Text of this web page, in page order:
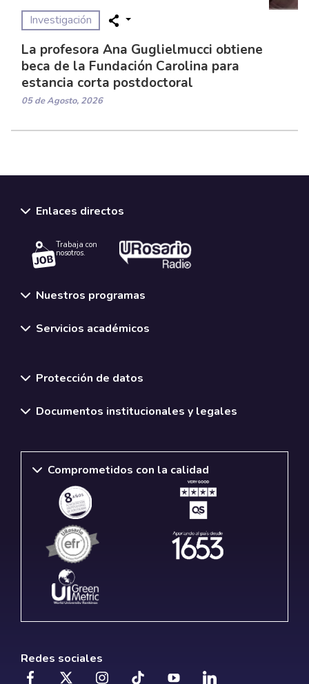
Investigación
La profesora Ana Guglielmucci obtiene
beca de la Fundación Carolina para
estancia corta postdoctoral
05 de Agosto, 2026
Enlaces directos
Trabaja con
nosotros.
Nuestros programas
Servicios académicos
Protección de datos
Documentos institucionales y legales
Comprometidos con la calidad
Redes sociales